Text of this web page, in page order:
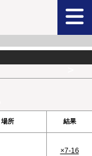
場所 結果
×7-16